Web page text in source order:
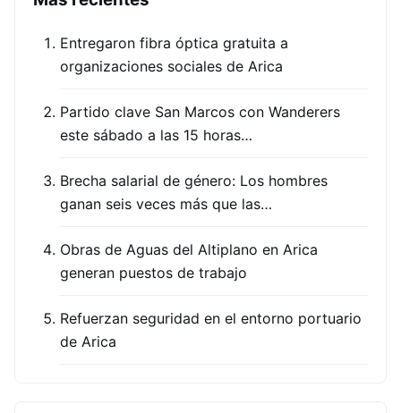
Entregaron fibra óptica gratuita a
organizaciones sociales de Arica
Partido clave San Marcos con Wanderers
este sábado a las 15 horas…
Brecha salarial de género: Los hombres
ganan seis veces más que las…
Obras de Aguas del Altiplano en Arica
generan puestos de trabajo
Refuerzan seguridad en el entorno portuario
de Arica